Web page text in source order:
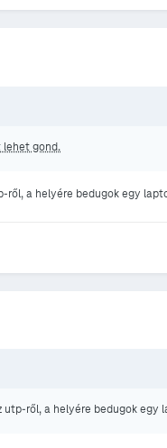
lehet gond.
ről, a helyére bedugok egy
utp-ről, a helyére bedugok egy